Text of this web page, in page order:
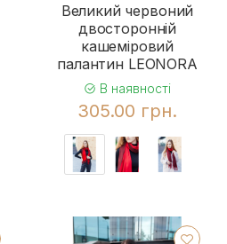
Великий червоний
двосторонній
кашеміровий
палантин LEONORA
В наявності
305.00 грн.